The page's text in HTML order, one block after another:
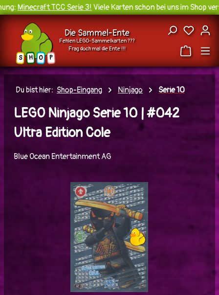
Zum Hauptinhalt springen
Minecraft TCC Serie 3!Viele Karten schon bei uns im Shop
S H O P
Die Sammel-Ente
Fehlen LEGO-Sammelkarten ???
Frag doch mal die Ente !!!
Du
Du bist hier: Shop-Eingang Ninjago Serie 10
LEGO Ninjago Serie 10 | #042
Ultra Edition Cole
Blue Ocean Entertainment AG
Bildergalerie überspringen